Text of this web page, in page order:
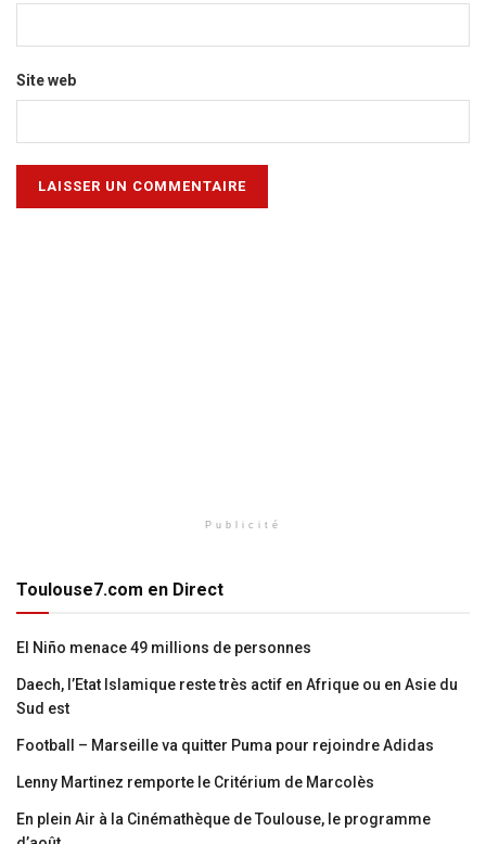
Site web
Publicité
Toulouse7.com en Direct
El Niño menace 49 millions de personnes
Daech, l’Etat Islamique reste très actif en Afrique ou en Asie du
Sud est
Football – Marseille va quitter Puma pour rejoindre Adidas
Lenny Martinez remporte le Critérium de Marcolès
En plein Air à la Cinémathèque de Toulouse, le programme